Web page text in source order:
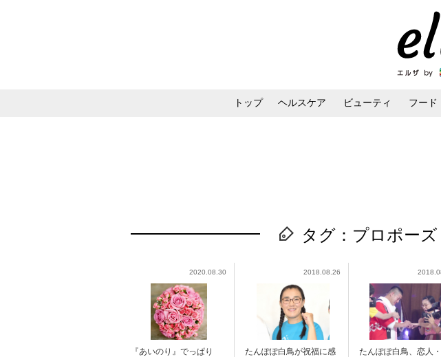
トップ ヘルスケア ビューティ フード
タグ：プロポーズ
2020.08.30
『あいのり』でっぱり
2018.08.26
たんぽぽ白鳥が祝福に感
たんぽぽ白鳥、恋人